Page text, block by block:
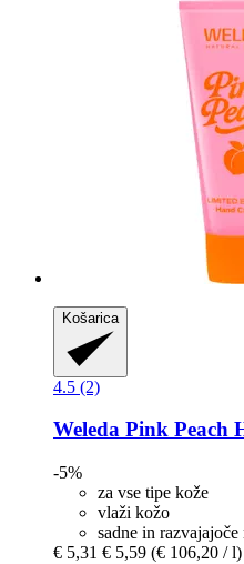
Košarica
4.5 (2)
Weleda Pink Peach
-5%
za vse tipe kože
vlaži kožo
sadne in razvajajoče
€ 5,31 € 5,59 (€ 106,20 / l)